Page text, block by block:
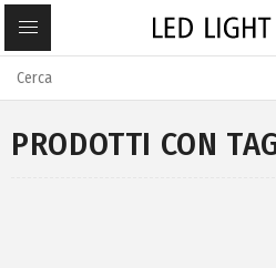
PRODOTTI CON